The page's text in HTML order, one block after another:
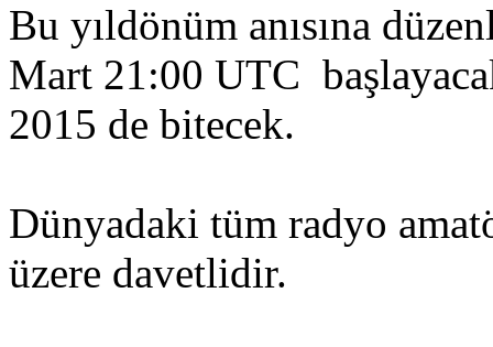
Bu yıldönüm anısına
Mart 21:00 UTC
2015 de bitecek.
Dünyadaki tüm radyo
üzere davetlidir.